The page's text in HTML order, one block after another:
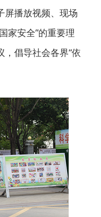
屏播放视频、现场
家安全”的重要理
倡导社会各界“依